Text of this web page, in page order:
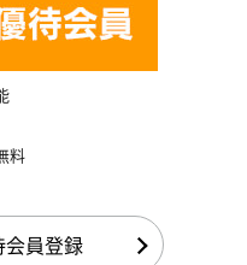
料
会員登録